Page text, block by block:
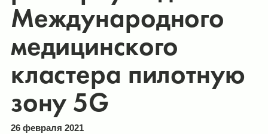
Международного
медицинского
кластера пилотную
зону 5G
26 февраля 2021